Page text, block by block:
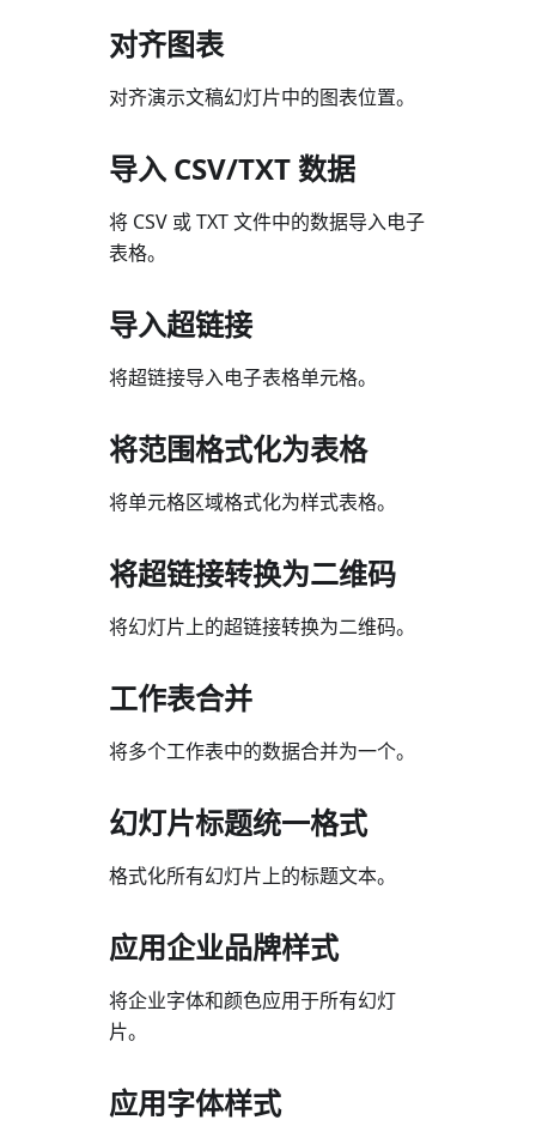
对齐图表
对齐演示文稿幻灯片中的图表位置。
导入 CSV/TXT 数据
将 CSV 或 TXT 文件中的数据导入电子
表格。
导入超链接
将超链接导入电子表格单元格。
将范围格式化为表格
将单元格区域格式化为样式表格。
将超链接转换为二维码
将幻灯片上的超链接转换为二维码。
工作表合并
将多个工作表中的数据合并为一个。
幻灯片标题统一格式
格式化所有幻灯片上的标题文本。
应用企业品牌样式
将企业字体和颜色应用于所有幻灯
片。
应用字体样式